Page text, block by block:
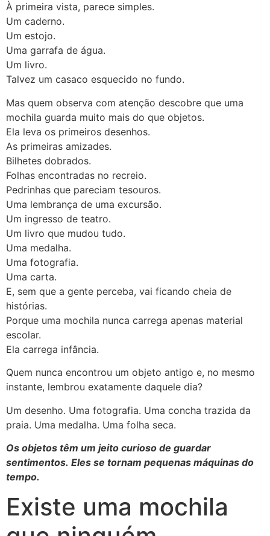
À primeira vista, parece simples.
Um caderno.
Um estojo.
Uma garrafa de água.
Um livro.
Talvez um casaco esquecido no fundo.
Mas quem observa com atenção descobre que uma
mochila guarda muito mais do que objetos.
Ela leva os primeiros desenhos.
As primeiras amizades.
Bilhetes dobrados.
Folhas encontradas no recreio.
Pedrinhas que pareciam tesouros.
Uma lembrança de uma excursão.
Um ingresso de teatro.
Um livro que mudou tudo.
Uma medalha.
Uma fotografia.
Uma carta.
E, sem que a gente perceba, vai ficando cheia de
histórias.
Porque uma mochila nunca carrega apenas material
escolar.
Ela carrega infância.
Quem nunca encontrou um objeto antigo e, no mesmo
instante, lembrou exatamente daquele dia?
Um desenho. Uma fotografia. Uma concha trazida da
praia. Uma medalha. Uma folha seca.
Os objetos têm um jeito curioso de guardar
sentimentos. Eles se tornam pequenas máquinas do
tempo.
Existe uma mochila